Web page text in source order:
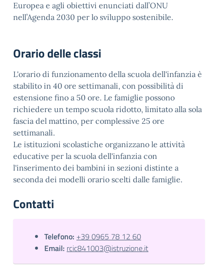
Europea e agli obiettivi enunciati dall’ONU
nell’Agenda 2030 per lo sviluppo sostenibile.
Orario delle classi
L'orario di funzionamento della scuola dell'infanzia è
stabilito in 40 ore settimanali, con possibilità di
estensione fino a 50 ore. Le famiglie possono
richiedere un tempo scuola ridotto, limitato alla sola
fascia del mattino, per complessive 25 ore
settimanali.
Le istituzioni scolastiche organizzano le attività
educative per la scuola dell'infanzia con
l'inserimento dei bambini in sezioni distinte a
seconda dei modelli orario scelti dalle famiglie.
Contatti
Telefono: +39 0965 78 12 60
Email: rcic841003@istruzione.it